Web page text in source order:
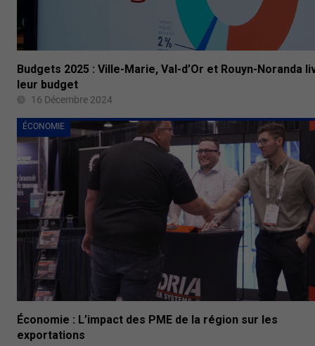
Budgets 2025 : Ville-Marie, Val-d’Or et Rouyn-Noranda
leur budget
16 Décembre 2024
ÉCONOMIE
Économie : L’impact des PME de la région sur les
exportations